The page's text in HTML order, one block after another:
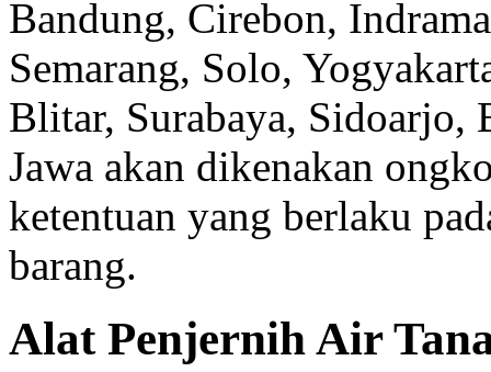
Bandung, Cirebon,
Semarang, Solo,
Blitar, Surabaya,
Jawa akan dikenakan
ketentuan yang berlaku
barang.
Alat Penjernih Air